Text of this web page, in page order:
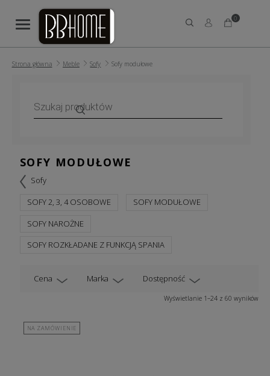
0
Strona główna Meble Sofy Sofy modułowe
produktów
SOFY MODUŁOWE
Sofy
SOFY 2, 3, 4 OSOBOWE
SOFY MODUŁOWE
SOFY NAROŻNE
SOFY ROZKŁADANE Z FUNKCJĄ SPANIA
Cena Marka Dostępność
Wyświetlanie 1–24 z 60 wyników
NA ZAMÓWIENIE